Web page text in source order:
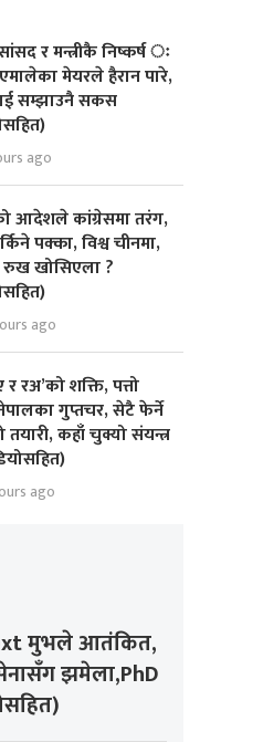
र मन्त्रीकै निष्कर्ष ः
मेयरले हैरान पारे,
सम्झाउनै सकस
ago
आदेशले कांग्रेसमा तरंग,
पक्का, विश्व चीनमा,
खोसिएला ?
ago
रअ’को शक्ति, पत्तो
गुप्तचर, सेटै फेर्ने
कहाँ चुक्यो संयन्त्र
ago
मुभले आतंकित,
झमेला,PhD